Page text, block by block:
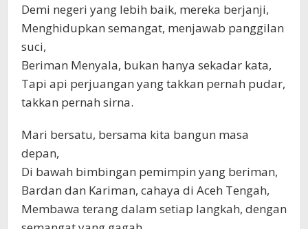
Demi negeri yang lebih baik, mereka berjanji,
Menghidupkan semangat, menjawab panggilan
suci,
Beriman Menyala, bukan hanya sekadar kata,
Tapi api perjuangan yang takkan pernah pudar,
takkan pernah sirna.
Mari bersatu, bersama kita bangun masa
depan,
Di bawah bimbingan pemimpin yang beriman,
Bardan dan Kariman, cahaya di Aceh Tengah,
Membawa terang dalam setiap langkah, dengan